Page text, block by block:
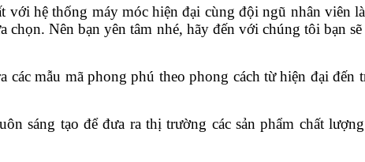
hệ thống máy móc hiện đại cùng đội ngũ nhân viên
chọn. Nên bạn yên tâm nhé, hãy đến với chúng tôi bạn
mẫu mã phong phú theo phong cách từ hiện đại đến
sáng tạo để đưa ra thị trường các sản phẩm chất